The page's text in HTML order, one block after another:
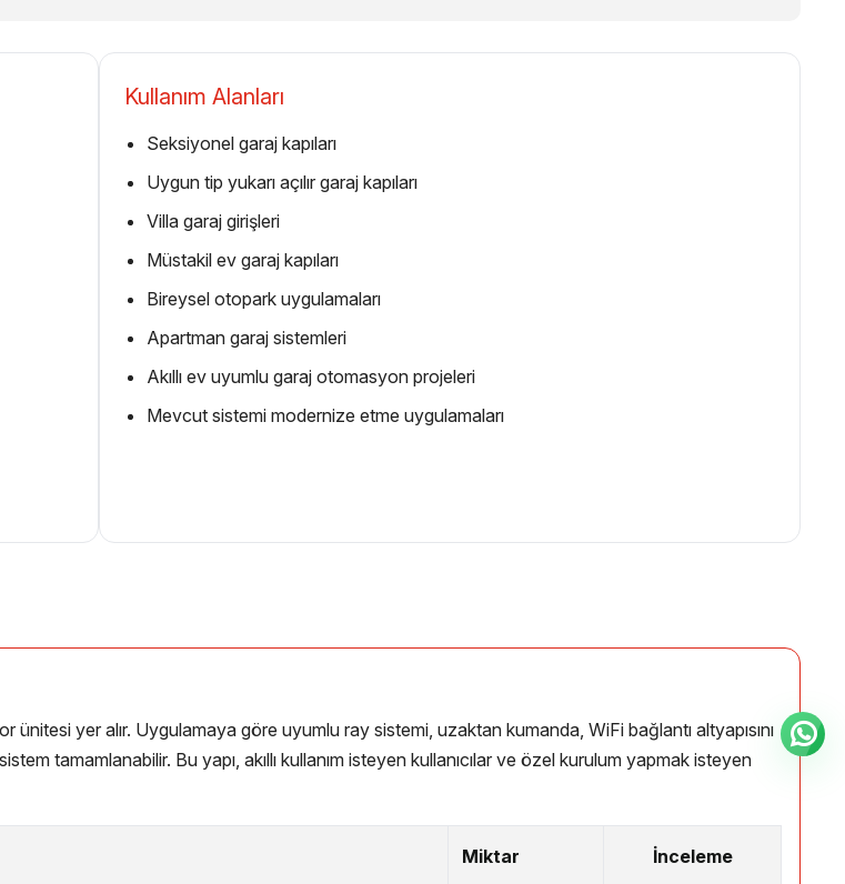
Kullanım Alanları
Seksiyonel garaj kapıları
Uygun tip yukarı açılır garaj kapıları
Villa garaj girişleri
Müstakil ev garaj kapıları
Bireysel otopark uygulamaları
Apartman garaj sistemleri
Akıllı ev uyumlu garaj otomasyon projeleri
Mevcut sistemi modernize etme uygulamaları
yer alır. Uygulamaya göre uyumlu ray sistemi, uzaktan kumanda, WiFi bağlantı altyapısını
tamamlanabilir. Bu yapı, akıllı kullanım isteyen kullanıcılar ve özel kurulum yapmak isteyen
Miktar İnceleme